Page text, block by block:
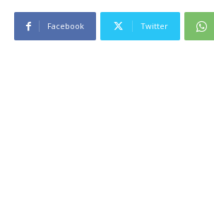
Facebook Twitter